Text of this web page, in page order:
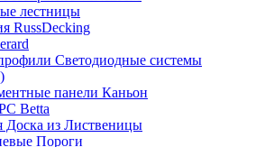
лестницы
RussDecking
Светодиодные системы
панели Каньон
Betta
Доска из Лиственицы
Пороги